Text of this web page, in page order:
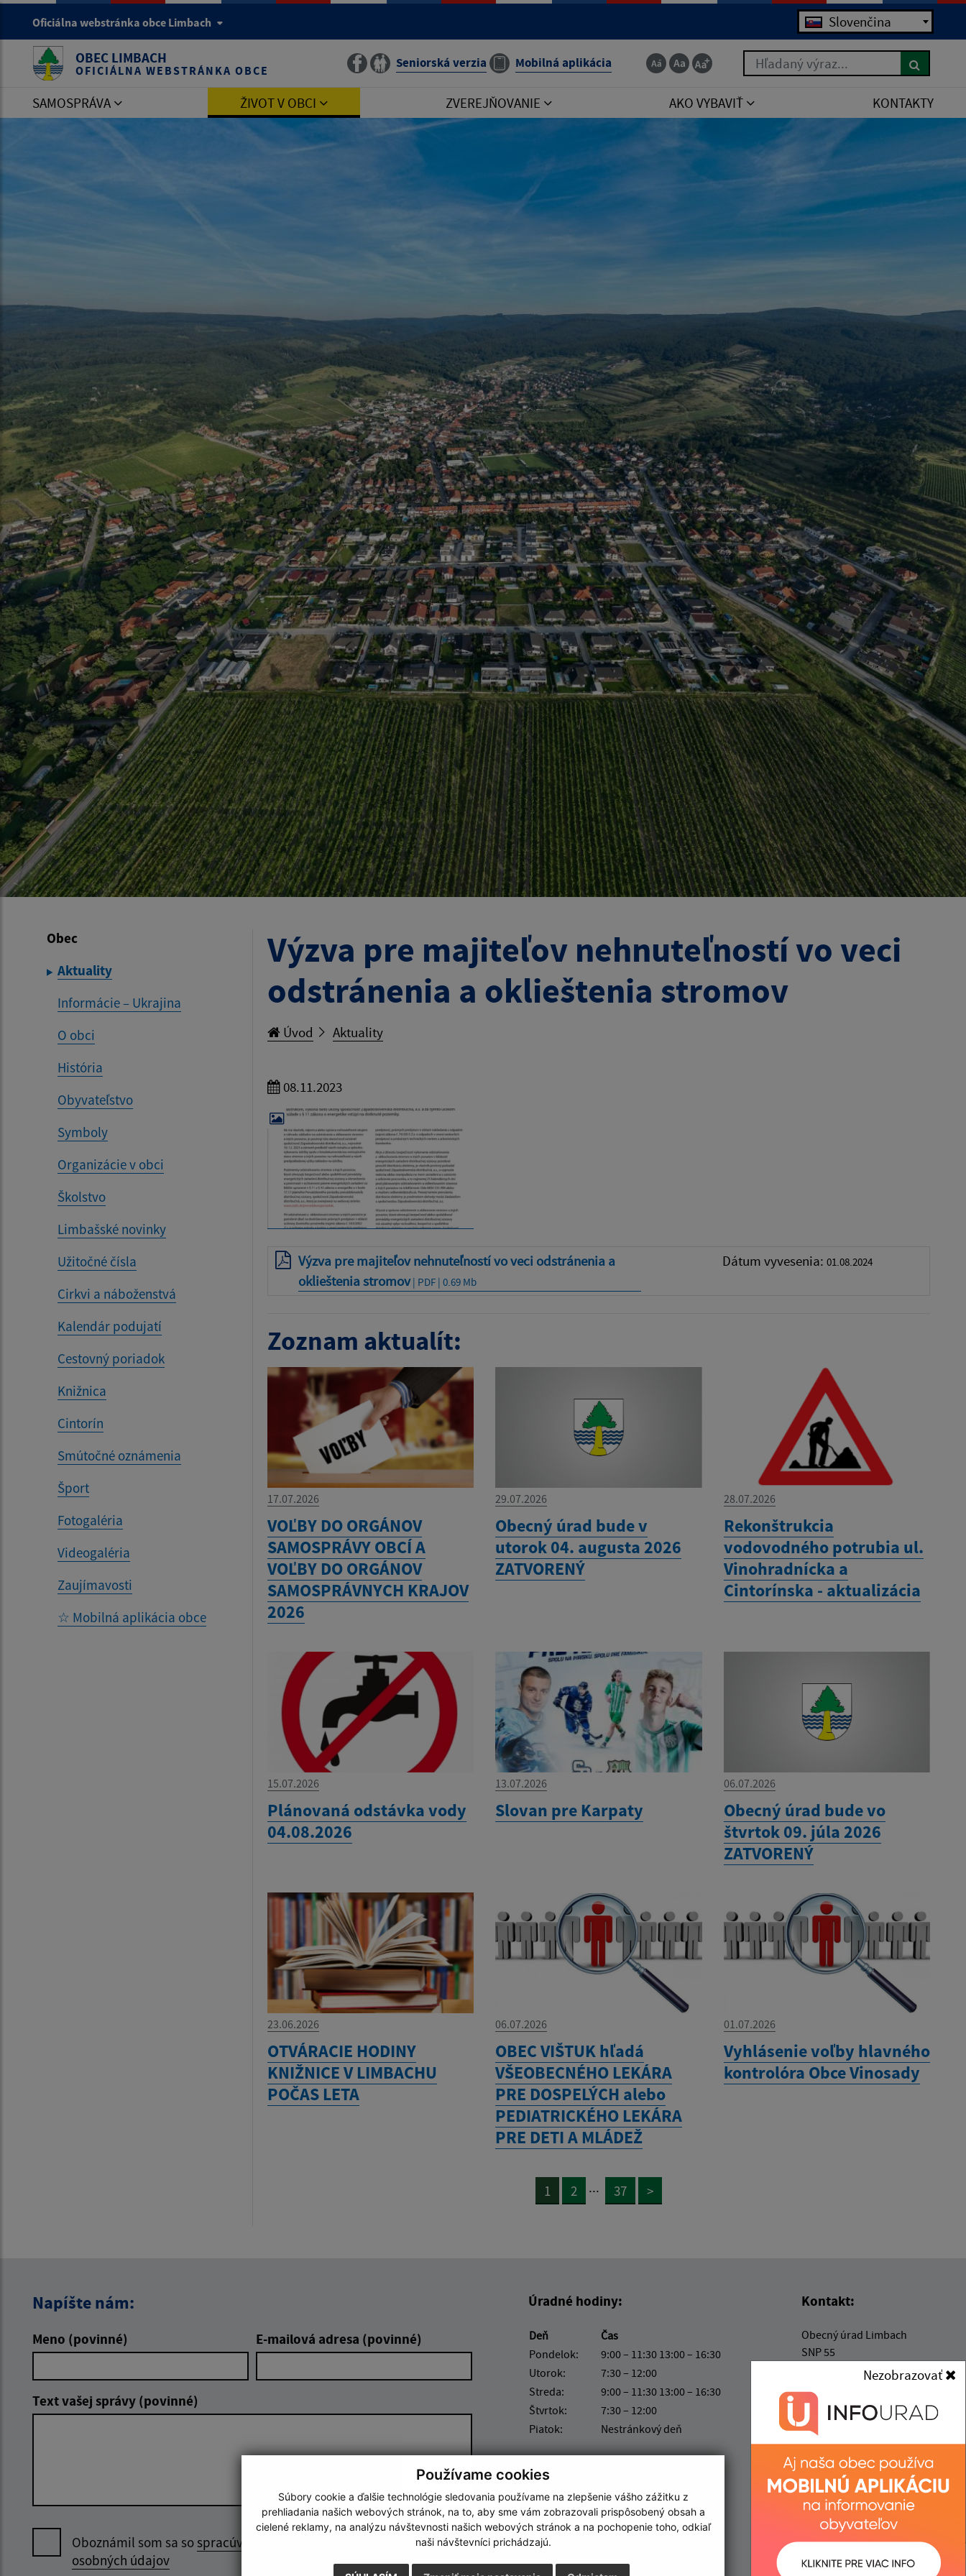
Používame cookies
Súbory cookie a ďalšie technológie sledovania používame na zlepšenie vášho zážitku z
prehliadania našich webových stránok, na to, aby sme vám zobrazovali prispôsobený obsah a
cielené reklamy, na analýzu návštevnosti našich webových stránok a na pochopenie toho, odkiaľ
naši návštevníci prichádzajú.
Oficiálna webstránka obce Limbach Jazyk Slovenčina
OBEC LIMBACH
OFICIÁLNA WEBSTRÁNKA OBCE Seniorská verzia Mobilná aplikácia Hľadaný výraz...
SAMOSPRÁVA ŽIVOT V OBCI ZVEREJŇOVANIE AKO VYBAVIŤ KONTAKTY
Obec
Aktuality
Informácie – Ukrajina
O obci
História
Obyvateľstvo
Symboly
Organizácie v obci
Školstvo
Limbašské novinky
Užitočné čísla
Cirkvi a náboženstvá
Kalendár podujatí
Cestovný poriadok
Knižnica
Cintorín
Smútočné oznámenia
Šport
Fotogaléria
Videogaléria
Zaujímavosti
☆ Mobilná aplikácia obce
Výzva pre majiteľov nehnuteľností vo veci
odstránenia a oklieštenia stromov
Úvod Aktuality
08.11.2023
Výzva pre majiteľov nehnuteľností vo veci odstránenia a
oklieštenia stromov| PDF | 0.69 Mb
Dátum vyvesenia: 01.08.2024
Zoznam aktualít:
17.07.2026
VOĽBY DO ORGÁNOV
SAMOSPRÁVY OBCÍ A
VOĽBY DO ORGÁNOV
SAMOSPRÁVNYCH KRAJOV
2026
29.07.2026
Obecný úrad bude v
utorok 04. augusta 2026
ZATVORENÝ
28.07.2026
Rekonštrukcia
vodovodného potrubia ul.
Vinohradnícka a
Cintorínska - aktualizácia
15.07.2026
Plánovaná odstávka vody
04.08.2026
13.07.2026
Slovan pre Karpaty
06.07.2026
Obecný úrad bude vo
štvrtok 09. júla 2026
ZATVORENÝ
23.06.2026
OTVÁRACIE HODINY
KNIŽNICE V LIMBACHU
POČAS LETA
06.07.2026
OBEC VIŠTUK hľadá
VŠEOBECNÉHO LEKÁRA
PRE DOSPELÝCH alebo
PEDIATRICKÉHO LEKÁRA
PRE DETI A MLÁDEŽ
01.07.2026
Vyhlásenie voľby hlavného
kontrolóra Obce Vinosady
1 2 ... 37 >
Napíšte nám:
Meno (povinné) E-mailová adresa (povinné)
Text vašej správy (povinné)
Oboznámil som sa sospracúvaním
osobných údajov
Google reCaptcha Response
Odoslať správu
Úradné hodiny:
Deň
Čas
Pondelok:
9:00 – 11:30 13:00 – 16:30
Utorok:
7:30 – 12:00
Streda:
9:00 – 11:30 13:00 – 16:30
Štvrtok:
7:30 – 12:00
Piatok:
Nestránkový deň
Kontakt:
Obecný úrad Limbach
SNP 55
900 91 Limbach
podatelna@limbach.sk
+421 33 647 72 42
IČO: 00 304 891
Nezobrazovať